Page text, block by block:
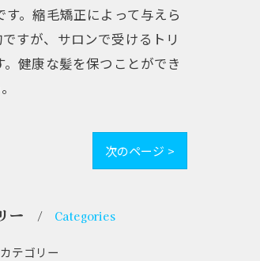
。縮毛矯正によって与えら
すが、サロンで受けるトリ
健康な髪を保つことができ
次のページ >
ー Categories
テゴリー